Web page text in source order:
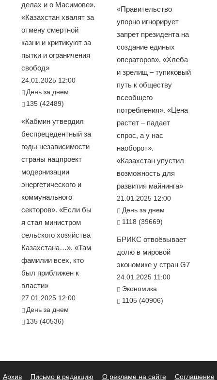
делах и о Масимове».
«Казахстан хвалят за
отмену смертной
казни и критикуют за
пытки и ограничения
свобод»
24.01.2025 12:00
День за днем
135 (42489)
«Кабмин утвердил
беспрецедентный за
годы независимости
страны нацпроект
модернизации
энергетического и
коммунального
секторов». «Если бы
я стал министром
сельского хозяйства
Казахстана…». «Там
фамилии всех, кто
был приближен к
власти»
27.01.2025 12:00
День за днем
135 (40536)
«Правительство
упорно игнорирует
запрет президента на
создание единых
операторов». «Хлеба
и зрелищ – тупиковый
путь к обществу
всеобщего
потребления». «Цена
растет – падает
спрос, а у нас
наоборот».
«Казахстан упустил
возможность для
развития майнинга»
21.01.2025 12:00
День за днем
1118 (39669)
БРИКС отвоёвывает
долю в мировой
экономике у стран G7
24.01.2025 11:00
Экономика
1105 (40906)
Архив Письмо в редакцию О рекламе на сайте Соглашение